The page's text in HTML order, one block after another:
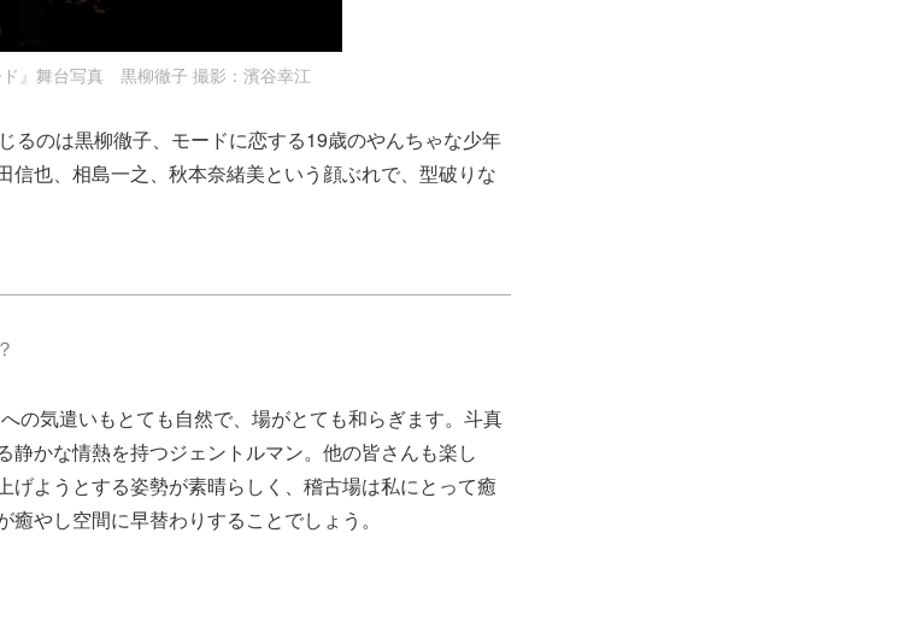
ド』舞台写真 黒柳徹子 撮影：濱谷幸江
るのは黒柳徹子、モードに恋する19歳のやんちゃな少年
信也、相島一之、秋本奈緒美という顔ぶれで、型破りな
の気遣いもとても自然で、場がとても和らぎます。斗真
静かな情熱を持つジェントルマン。他の皆さんも楽し
げようとする姿勢が素晴らしく、稽古場は私にとって癒
やし空間に早替わりすることでしょう。